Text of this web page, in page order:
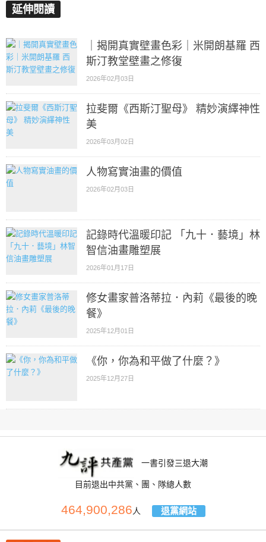
延伸閱讀
｜揭開真實壁畫色彩｜米開朗基羅 西
斯汀教堂壁畫之修復
2026年02月03日
拉斐爾《西斯汀聖母》 精妙演繹神性
美
2026年03月02日
人物寫實油畫的價值
2026年02月03日
記錄時代溫暖印記 「九十．藝境」林
智信油畫雕塑展
2026年01月17日
修女畫家普洛蒂拉．內莉《最後的晚
餐》
2025年12月01日
《你，你為和平做了什麼？》
2025年12月27日
一書引發三退大潮
目前退出中共黨、團、隊總人數
464,900,286人 退黨網站